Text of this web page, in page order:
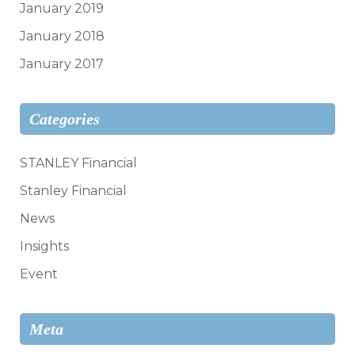
January 2019
January 2018
January 2017
Categories
STANLEY Financial
Stanley Financial
News
Insights
Event
Meta